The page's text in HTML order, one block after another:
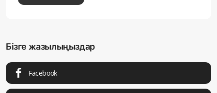
Бізге жазылыңыздар
Facebook